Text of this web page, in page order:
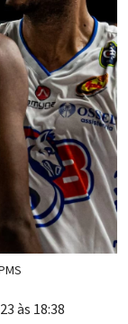
às 18:38